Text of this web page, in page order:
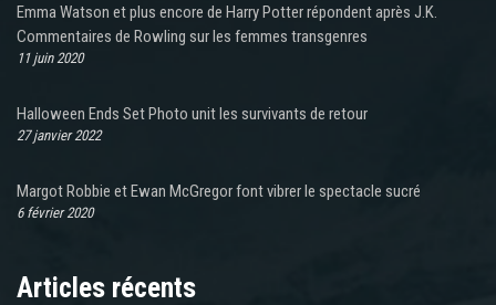
Emma Watson et plus encore de Harry Potter répondent après J.K.
Commentaires de Rowling sur les femmes transgenres
11 juin 2020
Halloween Ends Set Photo unit les survivants de retour
27 janvier 2022
Margot Robbie et Ewan McGregor font vibrer le spectacle sucré
6 février 2020
Articles récents